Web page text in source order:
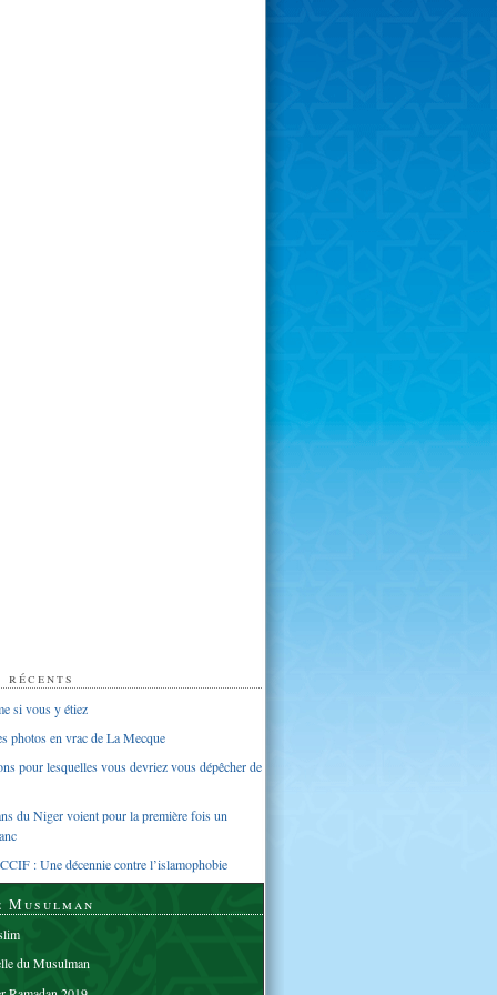
si vous y étiez
photos en vrac de La Mecque
pour lesquelles vous devriez vous dépêcher de
du Niger voient pour la première fois un
: Une décennie contre l’islamophobie
Musulman
du Musulman